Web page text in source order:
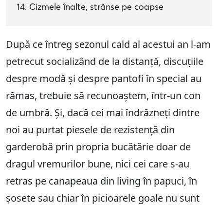
Cizmele înalte, strânse pe coapse
După ce întreg sezonul cald al acestui an l-am
petrecut socializând de la distanță, discuțiile
despre modă și despre pantofi în special au
rămas, trebuie să recunoaștem, într-un con
de umbră. Și, dacă cei mai îndrăzneți dintre
noi au purtat piesele de rezistență din
garderobă prin propria bucătărie doar de
dragul vremurilor bune, nici cei care s-au
retras pe canapeaua din living în papuci, în
șosete sau chiar în picioarele goale nu sunt